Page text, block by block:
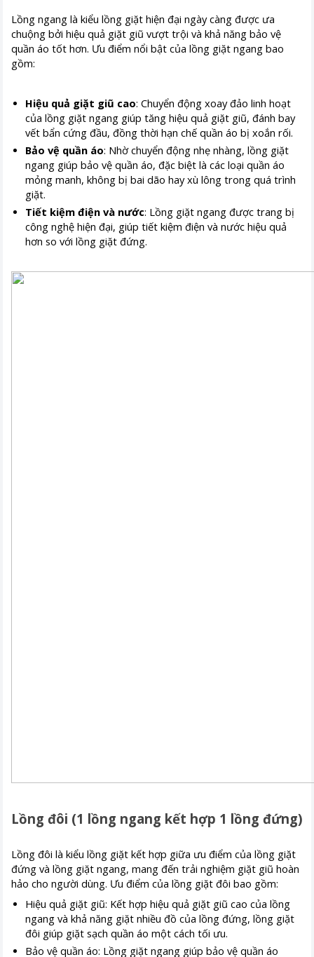
Lồng ngang là kiểu lồng giặt hiện đại ngày càng được ưa
chuộng bởi hiệu quả giặt giũ vượt trội và khả năng bảo vệ
quần áo tốt hơn. Ưu điểm nổi bật của lồng giặt ngang bao
gồm:
Hiệu quả giặt giũ cao: Chuyển động xoay đảo linh hoạt
của lồng giặt ngang giúp tăng hiệu quả giặt giũ, đánh bay
vết bẩn cứng đầu, đồng thời hạn chế quần áo bị xoắn rối.
Bảo vệ quần áo: Nhờ chuyển động nhẹ nhàng, lồng giặt
ngang giúp bảo vệ quần áo, đặc biệt là các loại quần áo
mỏng manh, không bị bai dão hay xù lông trong quá trình
giặt.
Tiết kiệm điện và nước: Lồng giặt ngang được trang bị
công nghệ hiện đại, giúp tiết kiệm điện và nước hiệu quả
hơn so với lồng giặt đứng.
Lồng đôi (1 lồng ngang kết hợp 1 lồng đứng)
Lồng đôi là kiểu lồng giặt kết hợp giữa ưu điểm của lồng giặt
đứng và lồng giặt ngang, mang đến trải nghiệm giặt giũ hoàn
hảo cho người dùng. Ưu điểm của lồng giặt đôi bao gồm:
Hiệu quả giặt giũ: Kết hợp hiệu quả giặt giũ cao của lồng
ngang và khả năng giặt nhiều đồ của lồng đứng, lồng giặt
đôi giúp giặt sạch quần áo một cách tối ưu.
Bảo vệ quần áo: Lồng giặt ngang giúp bảo vệ quần áo